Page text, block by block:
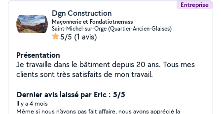
Entreprise
Dgn Construction
Maçonnerie et Fondatiotnerrass
Saint-Michel-sur-Orge (Quartier-Ancien-Glaises)
5/5 (1 avis)
Présentation
Je travaille dans le bâtiment depuis 20 ans. Tous mes
clients sont très satisfaits de mon travail.
Dernier avis laissé par Eric : 5/5
Il y a 4 mois
Même si nous n'avons pas fait affaire, nous avons apprécié la